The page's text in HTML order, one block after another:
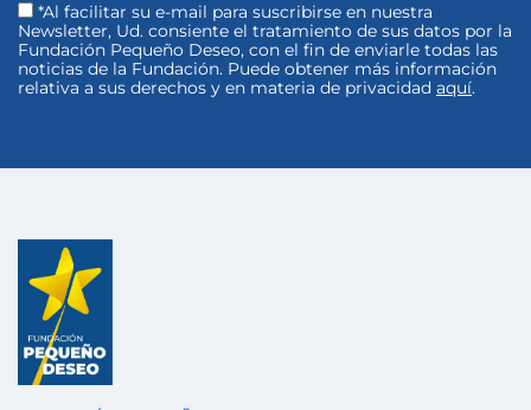
*Al facilitar su e-mail para suscribirse en nuestra
Newsletter, Ud. consiente el tratamiento de sus datos por la
Fundación Pequeño Deseo, con el fin de enviarle todas las
noticias de la Fundación. Puede obtener más información
relativa a sus derechos y en materia de privacidad aquí.